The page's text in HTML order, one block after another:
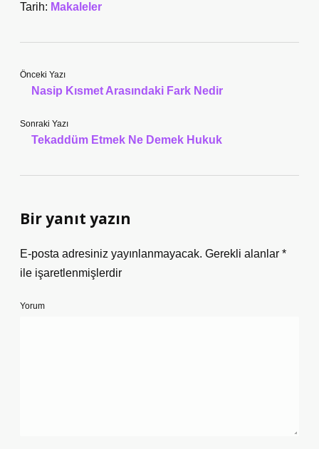
Tarih: Makaleler
Önceki Yazı
Nasip Kısmet Arasındaki Fark Nedir
Sonraki Yazı
Tekaddüm Etmek Ne Demek Hukuk
Bir yanıt yazın
E-posta adresiniz yayınlanmayacak. Gerekli alanlar *
ile işaretlenmişlerdir
Yorum